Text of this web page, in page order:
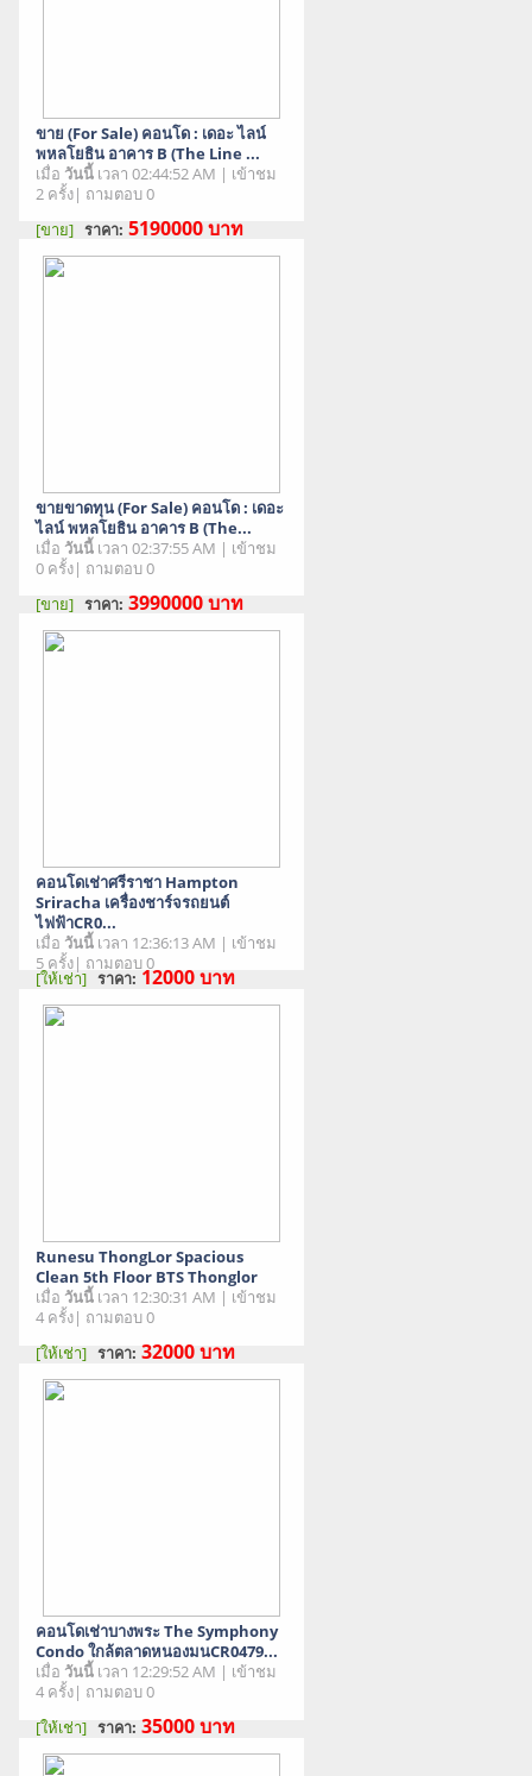
ขาย (For Sale) คอนโด : เดอะ ไลน์
พหลโยธิน อาคาร B (The Line ...
เมื่อ วันนี้เวลา 02:44:52 AM | เข้าชม
2 ครั้ง| ถามตอบ 0
[ขาย] ราคา: 5190000บาท
ขายขาดทุน (For Sale) คอนโด : เดอะ
ไลน์ พหลโยธิน อาคาร B (The...
เมื่อ วันนี้เวลา 02:37:55 AM | เข้าชม
0 ครั้ง| ถามตอบ 0
[ขาย] ราคา: 3990000บาท
คอนโดเช่าศรีราชา Hampton
Sriracha เครื่องชาร์จรถยนต์
ไฟฟ้าCR0...
เมื่อ วันนี้เวลา 12:36:13 AM | เข้าชม
5 ครั้ง| ถามตอบ 0
[ให้เช่า] ราคา:12000บาท
Runesu ThongLor Spacious
Clean 5th Floor BTS Thonglor
เมื่อ วันนี้เวลา 12:30:31 AM | เข้าชม
4 ครั้ง| ถามตอบ 0
[ให้เช่า] ราคา: 32000บาท
คอนโดเช่าบางพระ The Symphony
Condo ใกล้ตลาดหนองมนCR0479...
เมื่อ วันนี้เวลา 12:29:52 AM | เข้าชม
4 ครั้ง| ถามตอบ 0
[ให้เช่า] ราคา: 35000บาท